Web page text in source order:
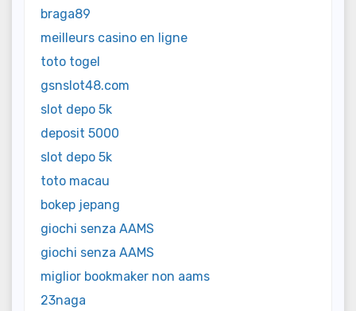
braga89
meilleurs casino en ligne
toto togel
gsnslot48.com
slot depo 5k
deposit 5000
slot depo 5k
toto macau
bokep jepang
giochi senza AAMS
giochi senza AAMS
miglior bookmaker non aams
23naga